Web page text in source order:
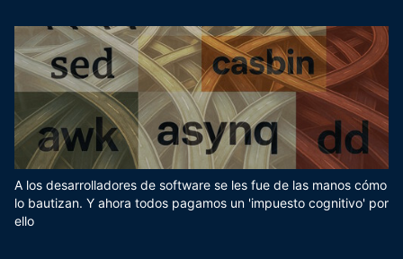
A los desarrolladores de software se les fue de las manos cómo
lo bautizan. Y ahora todos pagamos un 'impuesto cognitivo' por
ello